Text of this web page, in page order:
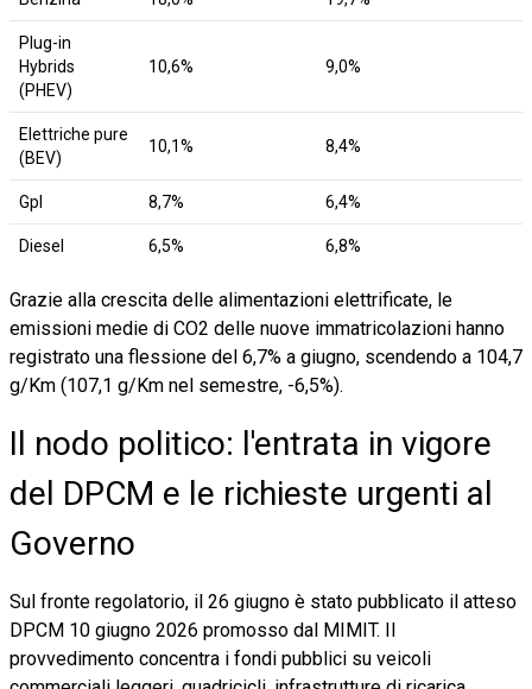
Plug-in
Hybrids
(PHEV)
10,6% 9,0%
Elettriche pure
(BEV)
10,1% 8,4%
Gpl 8,7% 6,4%
Diesel 6,5% 6,8%
Grazie alla crescita delle alimentazioni elettrificate, le
emissioni medie di CO2 delle nuove immatricolazioni hanno
registrato una flessione del 6,7% a giugno, scendendo a 104,7
g/Km (107,1 g/Km nel semestre, -6,5%).
Il nodo politico: l'entrata in vigore
del DPCM e le richieste urgenti al
Governo
Sul fronte regolatorio, il 26 giugno è stato pubblicato il atteso
DPCM 10 giugno 2026 promosso dal MIMIT. Il
provvedimento concentra i fondi pubblici su veicoli